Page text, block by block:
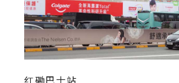
红磡巴士站